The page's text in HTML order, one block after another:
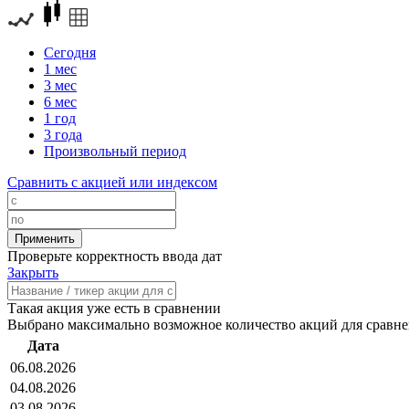
Сегодня
1 мес
3 мес
6 мес
1 год
3 года
Произвольный период
Сравнить с акцией или индексом
Проверьте корректность ввода дат
Закрыть
Такая акция уже есть в сравнении
Выбрано максимально возможное количество акций для
Дата
06.08.2026
04.08.2026